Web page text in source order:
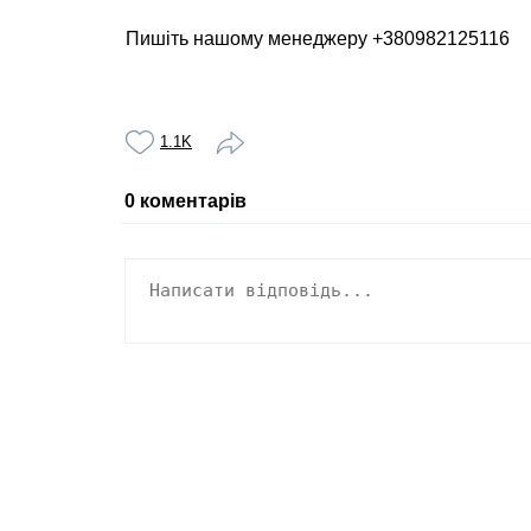
Пишіть нашому менеджеру +380982125116
1.1K
0 коментарів